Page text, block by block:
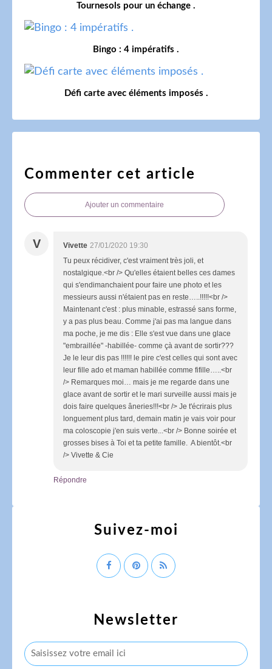
Tournesols pour un échange .
Bingo : 4 impératifs .
Défi carte avec éléments imposés .
Commenter cet article
Ajouter un commentaire
V Vivette 27/01/2020 19:30
Tu peux récidiver, c'est vraiment très joli, et
nostalgique.<br /> Qu'elles étaient belles ces dames
qui s'endimanchaient pour faire une photo et les
messieurs aussi n'étaient pas en reste…..!!!!!<br />
Maintenant c'est : plus minable, estrassé sans forme,
y a pas plus beau. Comme j'ai pas ma langue dans
ma poche, je me dis : Elle s'est vue dans une glace
"embraillée" -habillée- comme çà avant de sortir???
Je le leur dis pas !!!!!! le pire c'est celles qui sont avec
leur fille ado et maman habillée comme fifille…..<br
/> Remarques moi… mais je me regarde dans une
glace avant de sortir et le mari surveille aussi mais je
dois faire quelques âneries!!!<br /> Je t'écrirais plus
longuement plus tard, demain matin je vais voir pour
ma coloscopie j'en suis verte...<br /> Bonne soirée et
grosses bises à Toi et ta petite famille. A bientôt.<br
/> Vivette & Cie
Répondre
Newsletter
Suivez-moi